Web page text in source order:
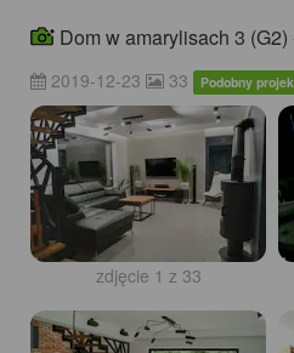
Dom w amarylisach 3 (G2)
2019-12-23 33 Podobny
zdjęcie 1 z 33